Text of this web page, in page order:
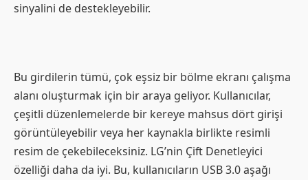
sinyalini de destekleyebilir.
Bu girdilerin tümü, çok eşsiz bir bölme ekranı çalışma
alanı oluşturmak için bir araya geliyor. Kullanıcılar,
çeşitli düzenlemelerde bir kereye mahsus dört girişi
görüntüleyebilir veya her kaynakla birlikte resimli
resim de çekebileceksiniz. LG’nin Çift Denetleyici
özelliği daha da iyi. Bu, kullanıcıların USB 3.0 aşağı